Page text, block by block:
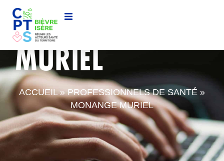
MONANGE
MURIEL
ACCUEIL»PROFESSIONNELS DE SANTÉ »
MONANGE MURIEL